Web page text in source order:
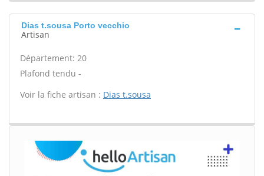
Dias t.sousa Porto vecchio
Artisan
Département: 20
Plafond tendu -
Voir la fiche artisan : Dias t.sousa